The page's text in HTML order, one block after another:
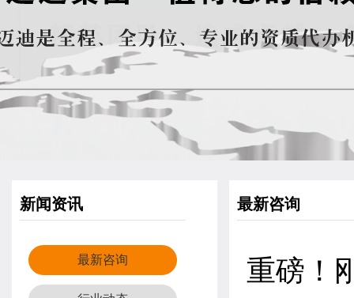
新闻资讯
最新咨询
最新咨询
重磅！